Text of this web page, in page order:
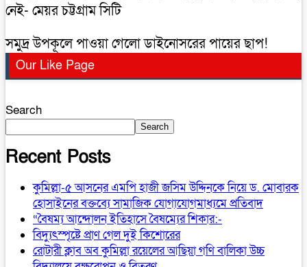
নেই- মেয়র চট্টগ্রাম সিটি
সমুদ্র উপকূলে পাওয়া গেলো ডাইনোসরের পায়ের ছাপ!
Our Like Page
Search
Search
Recent Posts
কুমিল্লা-৫ আসনের এমপি হাজী জসিম উদ্দিনকে নিয়ে ড. মোবারক
হোসাইনের বক্তব্যে সামাজিক যোগাযোগমাধ্যমে প্রতিবাদ
“বৈষম্য আন্দোলন ইতিহাসে বৈষম্যের শিকার:-
বিদ্যুৎস্পৃষ্টে প্রাণ গেল দুই কিশোরের
রোটারী ক্লাব অব কুমিল্লা রয়েলের আছিয়া গণি বালিকা উচ্চ